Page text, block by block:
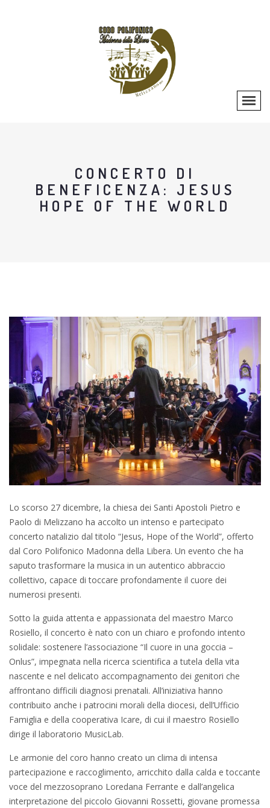
CONCERTO DI
BENEFICENZA: JESUS
HOPE OF THE WORLD
Lo scorso 27 dicembre, la chiesa dei Santi Apostoli Pietro e
Paolo di Melizzano ha accolto un intenso e partecipato
concerto natalizio dal titolo “Jesus, Hope of the World”, offerto
dal Coro Polifonico Madonna della Libera. Un evento che ha
saputo trasformare la musica in un autentico abbraccio
collettivo, capace di toccare profondamente il cuore dei
numerosi presenti.
Sotto la guida attenta e appassionata del maestro Marco
Rosiello, il concerto è nato con un chiaro e profondo intento
solidale: sostenere l’associazione “Il cuore in una goccia –
Onlus”, impegnata nella ricerca scientifica a tutela della vita
nascente e nel delicato accompagnamento dei genitori che
affrontano difficili diagnosi prenatali. All’iniziativa hanno
contribuito anche i patrocini morali della diocesi, dell’Ufficio
Famiglia e della cooperativa Icare, di cui il maestro Rosiello
dirige il laboratorio MusicLab.
Le armonie del coro hanno creato un clima di intensa
partecipazione e raccoglimento, arricchito dalla calda e toccante
voce del mezzosoprano Loredana Ferrante e dall’angelica
interpretazione del piccolo Giovanni Rossetti, giovane promessa